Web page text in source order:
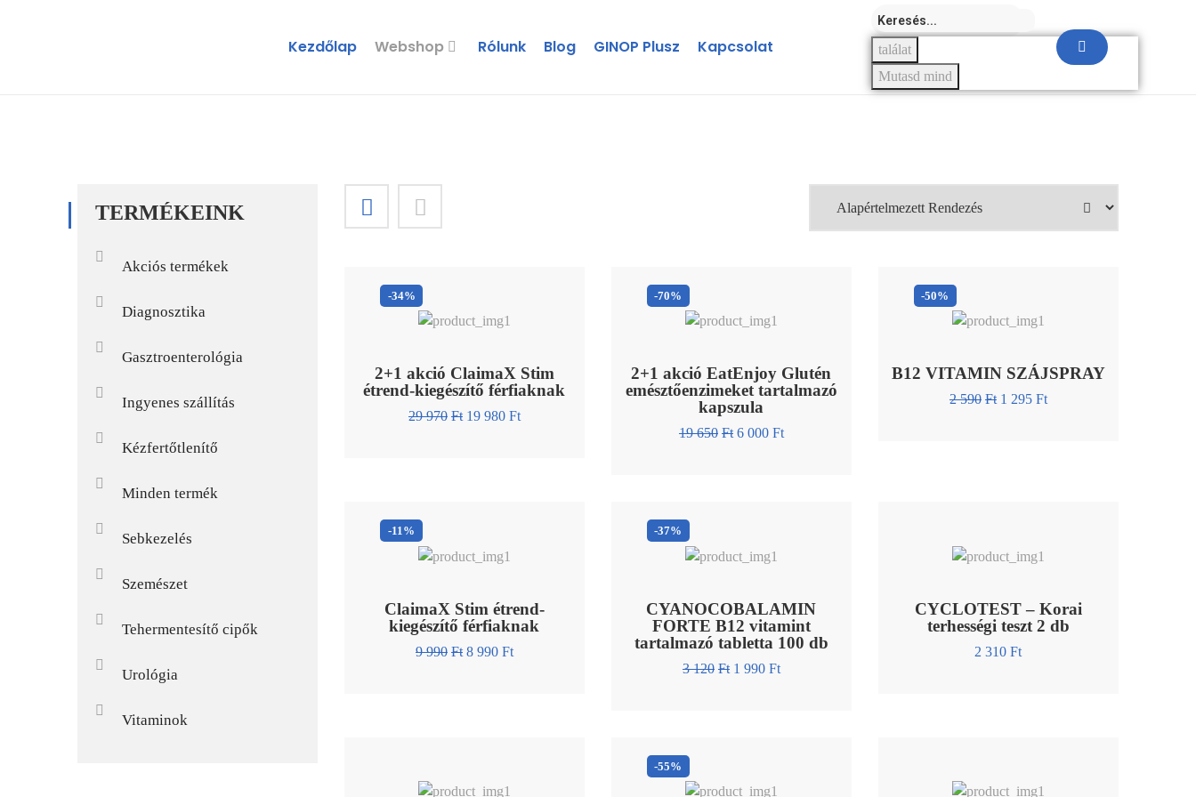
Kezdőlap Webshop Rólunk Blog GINOP Plusz Kapcsolat
találat
Mutasd mind
TERMÉKEINK
Akciós termékek
Diagnosztika
Gasztroenterológia
Ingyenes szállítás
Kézfertőtlenítő
Minden termék
Sebkezelés
Szemészet
Tehermentesítő cipők
Urológia
Vitaminok
-34%
2+1 akció ClaimaX Stim
étrend-kiegészítő férfiaknak
29 970 Ft 19 980 Ft
-70%
2+1 akció EatEnjoy Glutén
emésztőenzimeket tartalmazó
kapszula
19 650 Ft 6 000 Ft
-50%
B12 VITAMIN SZÁJSPRAY
2 590 Ft 1 295 Ft
-11%
ClaimaX Stim étrend-
kiegészítő férfiaknak
9 990 Ft 8 990 Ft
-37%
CYANOCOBALAMIN
FORTE B12 vitamint
tartalmazó tabletta 100 db
3 120 Ft 1 990 Ft
CYCLOTEST – Korai
terhességi teszt 2 db
2 310 Ft
-55%